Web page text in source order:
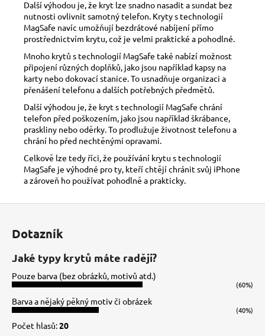
Další výhodou je, že kryt lze snadno nasadit a sundat bez
nutnosti ovlivnit samotný telefon. Kryty s technologií
MagSafe navíc umožňují bezdrátové nabíjení přímo
prostřednictvím krytu, což je velmi praktické a pohodlné.
Mnoho krytů s technologií MagSafe také nabízí možnost
připojení různých doplňků, jako jsou například kapsy na
karty nebo dokovací stanice. To usnadňuje organizaci a
přenášení telefonu a dalších potřebných předmětů.
Další výhodou je, že kryt s technologií MagSafe chrání
telefon před poškozením, jako jsou například škrábance,
praskliny nebo oděrky. To prodlužuje životnost telefonu a
chrání ho před nechtěnými opravami.
Celkově lze tedy říci, že používání krytu s technologií
MagSafe je výhodné pro ty, kteří chtějí chránit svůj iPhone
a zároveň ho používat pohodlně a prakticky.
Dotazník
Jaké typy krytů máte raději?
Pouze barva (bez obrázků, motivů atd.)
(60%)
Barva a nějaký pěkný motiv či obrázek
(40%)
Počet hlasů:20